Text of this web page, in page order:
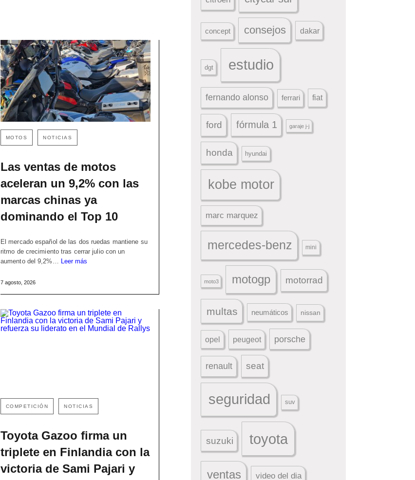
MOTOS NOTICIAS
Las ventas de motos
aceleran un 9,2% con las
marcas chinas ya
dominando el Top 10
El mercado español de las dos ruedas mantiene su
ritmo de crecimiento tras cerrar julio con un
aumento del 9,2%… Leer más
7 agosto, 2026
COMPETICIÓN NOTICIAS
Toyota Gazoo firma un
triplete en Finlandia con la
victoria de Sami Pajari y
concept consejos dakar
dgt estudio
fernando alonso ferrari fiat
ford fórmula 1 garaje j-j
honda hyundai
kobe motor
marc marquez
mercedes-benz mini
moto3 motogp motorrad
multas neumáticos nissan
opel peugeot porsche
renault seat
seguridad suv
suzuki toyota
ventas video del dia